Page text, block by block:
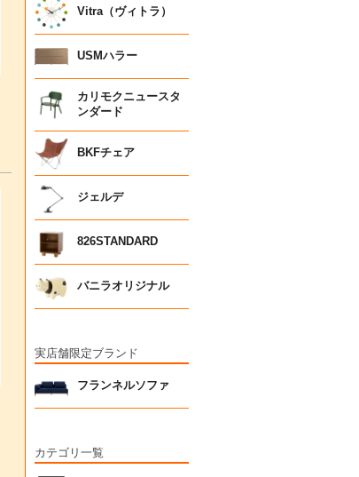
Vitra（ヴィトラ）
USMハラー
カリモクニュースタ
ンダード
BKFチェア
ジェルデ
826STANDARD
バニラオリジナル
実店舗限定ブランド
フランネルソファ
カテゴリ一覧